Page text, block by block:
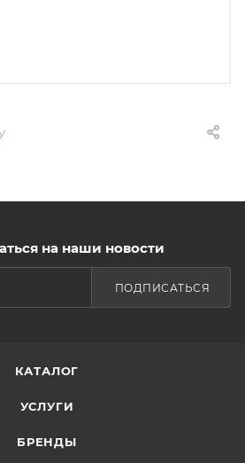
на наши новости
ПОДПИСАТЬСЯ
КАТАЛОГ
УСЛУГИ
БРЕНДЫ